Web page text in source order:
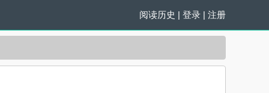
阅读历史 | 登录 | 注册